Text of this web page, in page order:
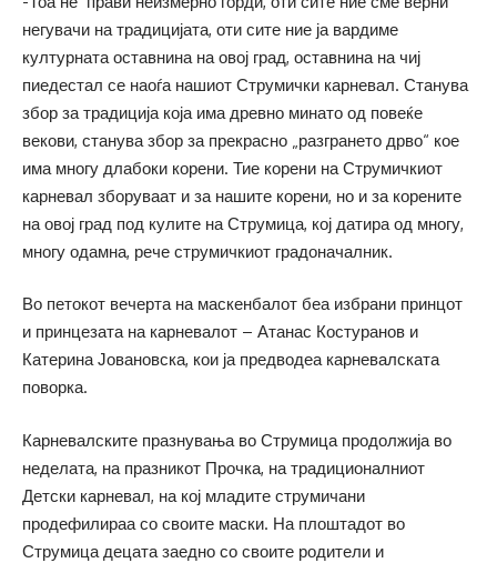
негувачи на традицијата, оти сите ние ја вардиме
културната оставнина на овој град, оставнина на чиј
пиедестал се наоѓа нашиот Струмички карневал. Станува
збор за традиција која има древно минато од повеќе
векови, станува збор за прекрасно „разгрането дрво“ кое
има многу длабоки корени. Тие корени на Струмичкиот
карневал зборуваат и за нашите корени, но и за корените
на овој град под кулите на Струмица, кој датира од многу,
многу одамна, рече струмичкиот градоначалник.
Во петокот вечерта на маскенбалот беа избрани принцот
и принцезата на карневалот – Атанас Костуранов и
Катерина Јовановска, кои ја предводеа карневалската
поворка.
Карневалските празнувања во Струмица продолжија во
неделата, на празникот Прочка, на традиционалниот
Детски карневал, на кој младите струмичани
продефилираа со своите маски. На плоштадот во
Струмица децата заедно со своите родители и